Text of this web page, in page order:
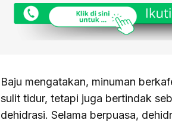
Baju mengatakan, minuman
sulit tidur, tetapi juga bertindak
dehidrasi. Selama berpuasa,